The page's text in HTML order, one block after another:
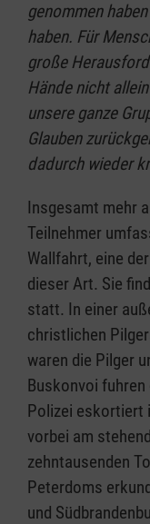
genommen
haben. Für
große
Hände nicht
unsere ganze
Glauben
dadurch wieder
Insgesamt mehr
Teilnehmer
Wallfahrt, eine
dieser Art. Sie
statt. In einer
christlichen
waren die Pilger
Buskonvoi fuhren
Polizei eskortiert
vorbei am
zehntausenden
Peterdoms
und